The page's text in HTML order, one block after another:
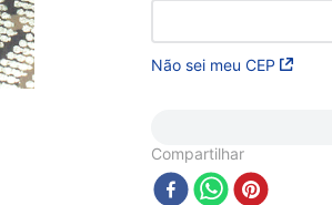
Não sei meu CEP
Compartilhar